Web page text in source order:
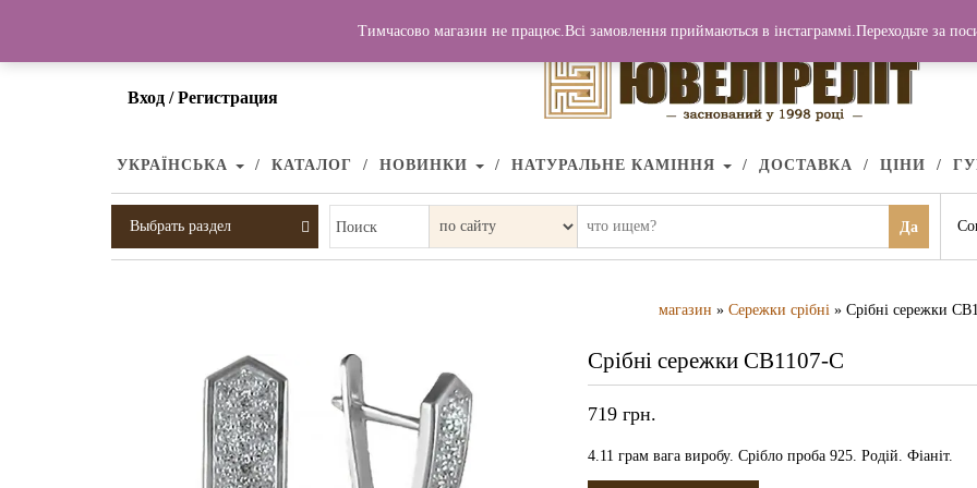
Вход / Регистрация
УКРАЇНСЬКА КАТАЛОГ НОВИНКИ НАТУРАЛЬНЕ КАМІННЯ ДОСТАВКА ЦІНИ
Выбрать раздел Поиск Да
магазин » Сережки срібні » Срібні сережки
Срібні сережки СВ1107-С
719 грн.
4.11 грам вага виробу. Срібло проба 925. Родій. Фіаніт.
Тимчасово магазин не працює.Всі замовлення приймаються в інстаграммі.Переходьте за